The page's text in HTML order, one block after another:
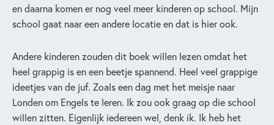
en daarna komen er nog veel meer kinderen op school. Mijn
school gaat naar een andere locatie en dat is hier ook.
Andere kinderen zouden dit boek willen lezen omdat het
heel grappig is en een beetje spannend. Heel veel grappige
ideetjes van de juf. Zoals een dag met het meisje naar
Londen om Engels te leren. Ik zou ook graag op die school
willen zitten. Eigenlijk iedereen wel, denk ik. Ik heb het